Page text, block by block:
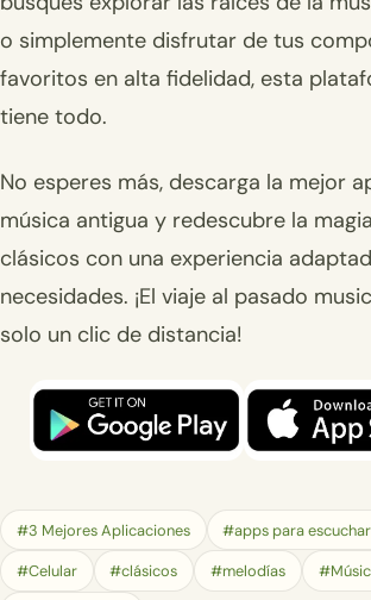
o simplemente disfrutar de tus
favoritos en alta fidelidad, esta
tiene todo.
No esperes más, descarga la mejor
música antigua y redescubre la
clásicos con una experiencia
necesidades. ¡El viaje al pasado
solo un clic de distancia!
#3 Mejores Aplicaciones #apps para
#Celular #clásicos #melodías